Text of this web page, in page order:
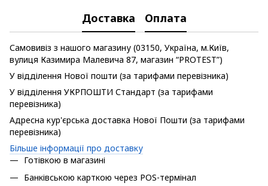
Доставка Оплата
Самовивіз з нашого магазину (03150, Україна, м.Київ,
вулиця Казимира Малевича 87, магазин “PROTEST”)
У відділення Нової пошти (за тарифами перевізника)
У відділення УКРПОШТИ Стандарт (за тарифами
перевізника)
Адресна кур'єрська доставка Нової Пошти (за тарифами
перевізника)
Більше інформації про доставку
Готівкою в магазині
Банківською карткою через POS-термінал